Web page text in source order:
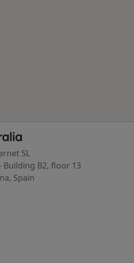
de inicio
SL
Building B2, floor 13
Spain